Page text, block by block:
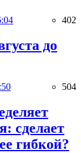
402
до
504
сделает
гибкой?